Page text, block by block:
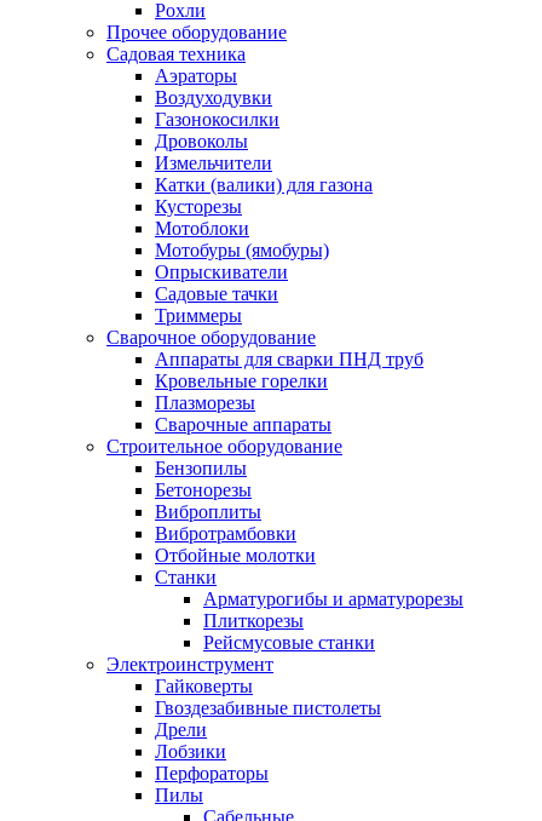
Рохли
Прочее оборудование
Садовая техника
Аэраторы
Воздуходувки
Газонокосилки
Дровоколы
Измельчители
Катки (валики) для газона
Кусторезы
Мотоблоки
Мотобуры (ямобуры)
Опрыскиватели
Садовые тачки
Триммеры
Сварочное оборудование
Аппараты для сварки ПНД труб
Кровельные горелки
Плазморезы
Сварочные аппараты
Строительное оборудование
Бензопилы
Бетонорезы
Виброплиты
Вибротрамбовки
Отбойные молотки
Станки
Арматурогибы и арматурорезы
Плиткорезы
Рейсмусовые станки
Электроинструмент
Гайковерты
Гвоздезабивные пистолеты
Дрели
Лобзики
Перфораторы
Пилы
Сабельные